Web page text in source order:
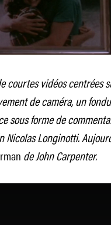
courtes vidéos centrées
de caméra, un
sous forme de
Longinotti.
de John Carpenter.